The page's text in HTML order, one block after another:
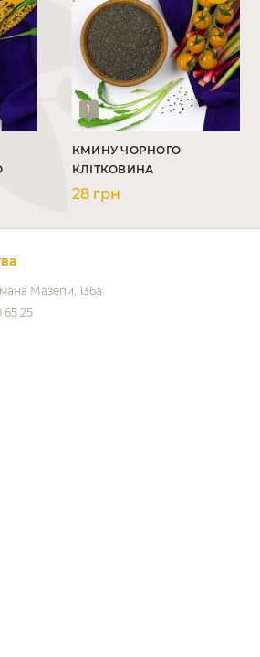
1
КМИНУ ЧОРНОГО
КЛІТКОВИНА
28 грн
Мазепи, 136а
65 25